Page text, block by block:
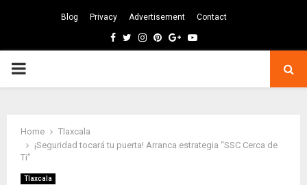
Blog Privacy Advertisement Contact
Facebook
TwitterInstagram
Pinterest
GoogleYoutube
PRIMARY
Home
Tlaxcala
¡Seguridad tocará tu puerta! Arranca estrategia “SSC Cerca de
Ti”
Tlaxcala